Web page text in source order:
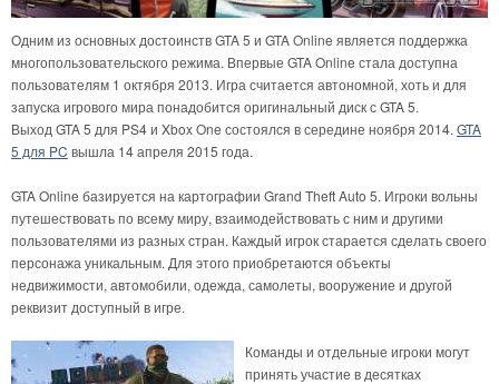
Одним из основных достоинств GTA 5 и GTA Online является поддержка
многопользовательского режима. Впервые GTA Online стала доступна
пользователям 1 октября 2013. Игра считается автономной, хоть и для
запуска игрового мира понадобится оригинальный диск с GTA 5.
Выход GTA 5 для PS4 и Xbox One состоялся в середине ноября 2014. GTA
5 для PC вышла 14 апреля 2015 года.
GTA Online базируется на картографии Grand Theft Auto 5. Игроки вольны
путешествовать по всему миру, взаимодействовать с ним и другими
пользователями из разных стран. Каждый игрок старается сделать своего
персонажа уникальным. Для этого приобретаются объекты
недвижимости, автомобили, одежда, самолеты, вооружение и другой
реквизит доступный в игре.
Команды и отдельные игроки могут
принять участие в десятках